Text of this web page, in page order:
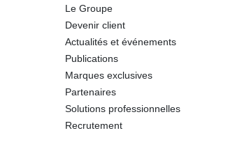
Le Groupe
Devenir client
Actualités et événements
Publications
Marques exclusives
Partenaires
Solutions professionnelles
Recrutement